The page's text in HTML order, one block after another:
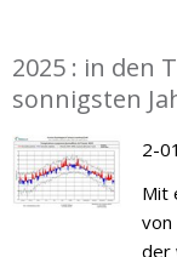
2025 : in den
sonnigsten
2-
Mit
von
der